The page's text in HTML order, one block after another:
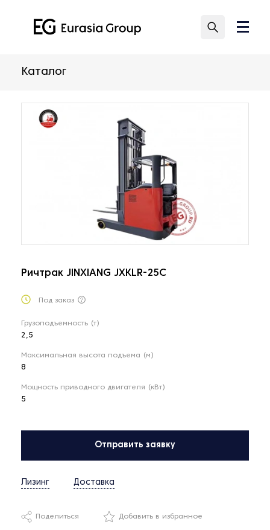
Каталог
Ричтрак JINXIANG JXKLR-25C
Под заказ
Грузоподъемность (т)
2,5
Максимальная высота подъема (м)
8
Мощность приводного двигателя (кВт)
5
Отправить заявку
Лизинг Доставка
Поделиться Добавить в избранное